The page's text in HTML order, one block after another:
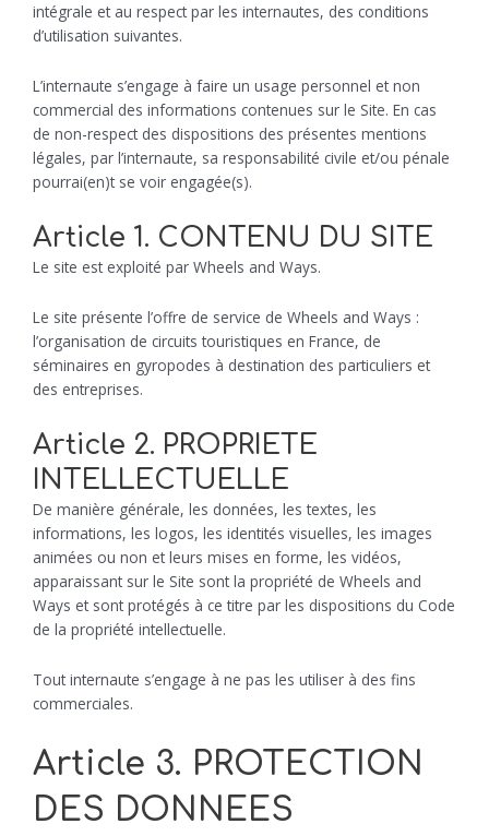
intégrale et au respect par les internautes, des conditions
d’utilisation suivantes.
L’internaute s’engage à faire un usage personnel et non
commercial des informations contenues sur le Site. En cas
de non-respect des dispositions des présentes mentions
légales, par l’internaute, sa responsabilité civile et/ou pénale
pourrai(en)t se voir engagée(s).
Article 1. CONTENU DU SITE
Le site est exploité par Wheels and Ways.
Le site présente l’offre de service de Wheels and Ways :
l’organisation de circuits touristiques en France, de
séminaires en gyropodes à destination des particuliers et
des entreprises.
Article 2. PROPRIETE
INTELLECTUELLE
De manière générale, les données, les textes, les
informations, les logos, les identités visuelles, les images
animées ou non et leurs mises en forme, les vidéos,
apparaissant sur le Site sont la propriété de Wheels and
Ways et sont protégés à ce titre par les dispositions du Code
de la propriété intellectuelle.
Tout internaute s’engage à ne pas les utiliser à des fins
commerciales.
Article 3. PROTECTION
DES DONNEES